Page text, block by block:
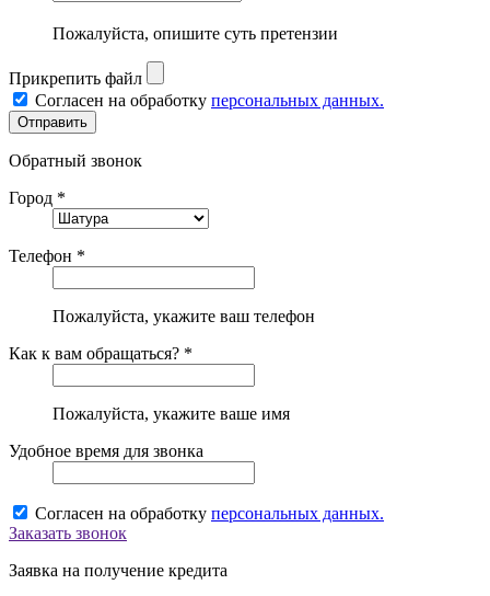
Пожалуйста, опишите суть претензии
Прикрепить файл
Согласен на обработку персональных данных.
Обратный звонок
Город *
Телефон *
Пожалуйста, укажите ваш телефон
Как к вам обращаться? *
Пожалуйста, укажите ваше имя
Удобное время для звонка
Согласен на обработку персональных данных.
Заказать звонок
Заявка на получение кредита